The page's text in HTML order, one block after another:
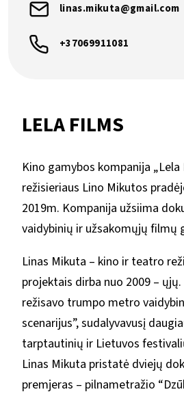
linas.mikuta@gmail.com
+37069911081
LELA FILMS
Kino gamybos kompanija
režisieriaus Lino Mikutos
2019m. Kompanija užsiima
vaidybinių ir užsakomųjų filmų
Linas Mikuta – kino ir teatro
projektais dirba nuo 2009 –
režisavo trumpo metro
scenarijus”, sudalyvavusį
tarptautinių ir Lietuvos
Linas Mikuta pristatė dviejų
premjeras – pilnametražio